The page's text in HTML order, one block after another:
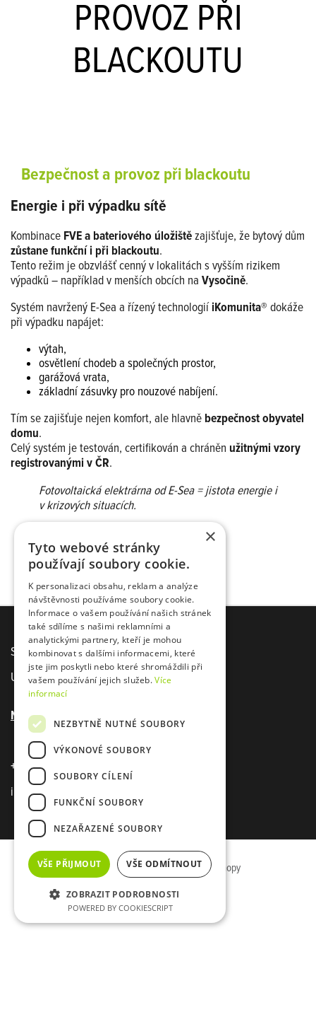
PROVOZ PŘI
BLACKOUTU
Bezpečnost a provoz při blackoutu
Energie i při výpadku sítě
Kombinace FVE a bateriového úložištězajišťuje, že bytový dům
zůstane funkční i při blackoutu.
Tento režim je obzvlášť cenný v lokalitách s vyšším rizikem
výpadků – například v menších obcích na Vysočině.
Systém navržený E-Sea a řízený technologiíiKomunita® dokáže
při výpadku napájet:
výtah,
osvětlení chodeb a společných prostor,
garážová vrata,
základní zásuvky pro nouzové nabíjení.
Tím se zajišťuje nejen komfort, ale hlavně bezpečnost obyvatel
domu.
Celý systém je testován, certifikován a chráněn užitnými vzory
registrovanými v ČR.
Fotovoltaická elektrárna od E-Sea = jistota energie i
v krizových situacích.
Sídlo společnosti E-Sea s. r. o.
U Agrostroje 2435, Pelhřimov 393 01
Novinky z firmy E-sea
+420 720 020 669
info@e-sea.cz
| úspěšné weby a eshopy
GDPR
×
Tyto webové stránky
používají soubory cookie.
K personalizaci obsahu, reklam a analýze
návštěvnosti používáme soubory cookie.
Informace o vašem používání našich stránek
také sdílíme s našimi reklamními a
analytickými partnery, kteří je mohou
kombinovat s dalšími informacemi, které
jste jim poskytli nebo které shromáždili při
vašem používání jejich služeb.Více
informací
NEZBYTNĚ NUTNÉ SOUBORY
VÝKONOVÉ SOUBORY
SOUBORY CÍLENÍ
FUNKČNÍ SOUBORY
NEZAŘAZENÉ SOUBORY
VŠE PŘIJMOUT VŠE ODMÍTNOUT
ZOBRAZIT PODROBNOSTI
POWERED BY COOKIESCRIPT